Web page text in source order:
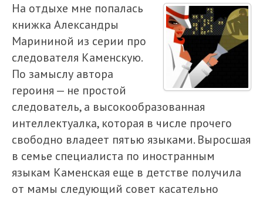
На отдыхе мне попалась
книжка Александры
Марининой из серии про
следователя Каменскую.
По замыслу автора
героиня — не простой
следователь, а высокообразованная
интеллектуалка, которая в числе прочего
свободно владеет пятью языками. Выросшая
в семье специалиста по иностранным
языкам Каменская еще в детстве получила
от мамы следующий совет касательно